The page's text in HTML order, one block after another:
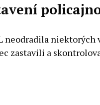
zastavili a